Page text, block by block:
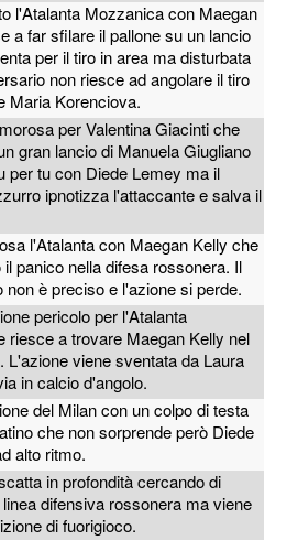
l'Atalanta Mozzanica con Maegan
a far sfilare il pallone su un lancio
per il tiro in area ma disturbata
non riesce ad angolare il tiro
Maria Korenciova.
per Valentina Giacinti che
gran lancio di Manuela Giugliano
per tu con Diede Lemey ma il
ipnotizza l'attaccante e salva il
l'Atalanta con Maegan Kelly che
panico nella difesa rossonera. Il
è preciso e l'azione si perde.
pericolo per l'Atalanta
riesce a trovare Maegan Kelly nel
L'azione viene sventata da Laura
in calcio d'angolo.
del Milan con un colpo di testa
che non sorprende però Diede
alto ritmo.
in profondità cercando di
difensiva rossonera ma viene
di fuorigioco.